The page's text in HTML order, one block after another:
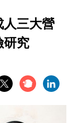
三大營
研究